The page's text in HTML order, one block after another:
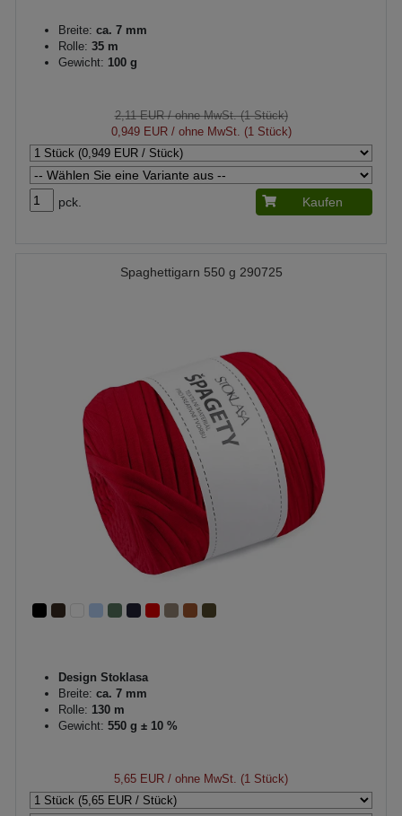
Breite: ca. 7 mm
Rolle: 35 m
Gewicht: 100 g
2,11 EUR/ ohne MwSt. (1 Stück)
0,949 EUR/ ohne MwSt. (1 Stück)
pck. Kaufen
Spaghettigarn 550 g 290725
Design Stoklasa
Breite: ca. 7 mm
Rolle: 130 m
Gewicht: 550 g ± 10 %
5,65 EUR / ohne MwSt. (1 Stück)